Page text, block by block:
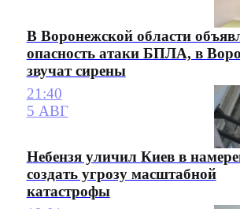
В Воронежской области
опасность атаки БПЛА, в
звучат сирены
21:40
5 АВГ
Небензя уличил Киев в
создать угрозу масштабной
катастрофы